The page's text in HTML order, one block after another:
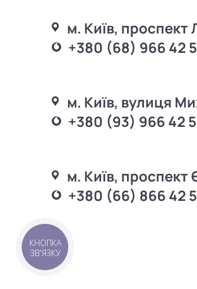
м. Київ, проспект
+380 (68) 966 42
м. Київ, вулиця
+380 (93) 966 42
м. Київ,
+380 (66) 866 42
КНОПКА
ЗВ'ЯЗКУ